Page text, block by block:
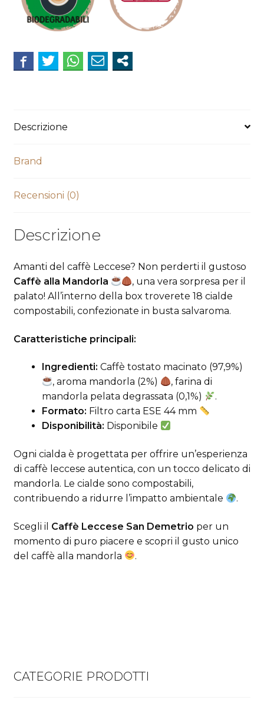
Descrizione
Brand
Recensioni (0)
Descrizione
Amanti del caffè Leccese? Non perderti il gustoso
Caffè alla Mandorla
, una vera sorpresa per il
palato! All’interno della box troverete 18 cialde
compostabili, confezionate in busta salvaroma.
Caratteristiche principali:
Ingredienti: Caffè tostato macinato (97,9%)
, aroma mandorla (2%)
, farina di
mandorla pelata degrassata (0,1%)
.
Formato: Filtro carta ESE 44 mm
Disponibilità: Disponibile
Ogni cialda è progettata per offrire un’esperienza
di caffè leccese autentica, con un tocco delicato di
mandorla. Le cialde sono compostabili,
contribuendo a ridurre l’impatto ambientale
.
Scegli il Caffè Leccese San Demetrio per un
momento di puro piacere e scopri il gusto unico
del caffè alla mandorla
.
CATEGORIE PRODOTTI